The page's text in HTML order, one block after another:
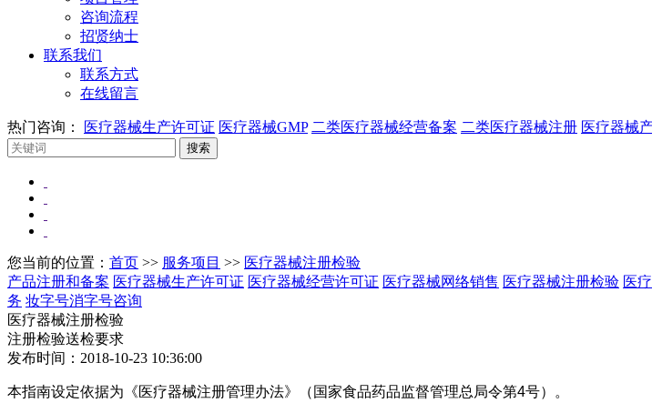
咨询流程
招贤纳士
联系我们
联系方式
在线留言
热门咨询： 医疗器械生产许可证 医疗器械GMP 二类医疗器械经营备案 二类医疗器械注册 医疗器械
您当前的位置： 首页 >> 服务项目 >> 医疗器械注册检验
产品注册和备案 医疗器械生产许可证 医疗器械经营许可证 医疗器械网络销售 医疗器械注册检验 医
务 妆字号消字号咨询
医疗器械注册检验
注册检验送检要求
发布时间：2018-10-23 10:36:00
本指南设定依据为《医疗器械注册管理办法》（国家食品药品监督管理总局令第4号）。